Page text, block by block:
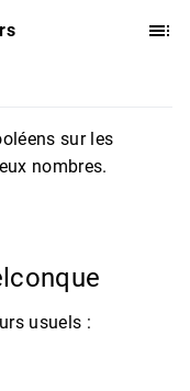
sur les
nombres.
usuels :